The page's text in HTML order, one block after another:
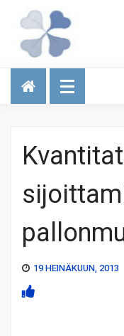
Talous
19 HEINÄKUUN, 2013